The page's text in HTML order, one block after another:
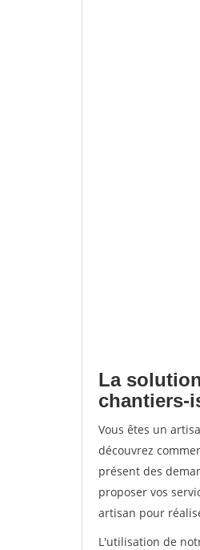
La
chantiers-
Vous êtes un
découvrez
présent des
proposer vos
artisan pour
L'utilisation de